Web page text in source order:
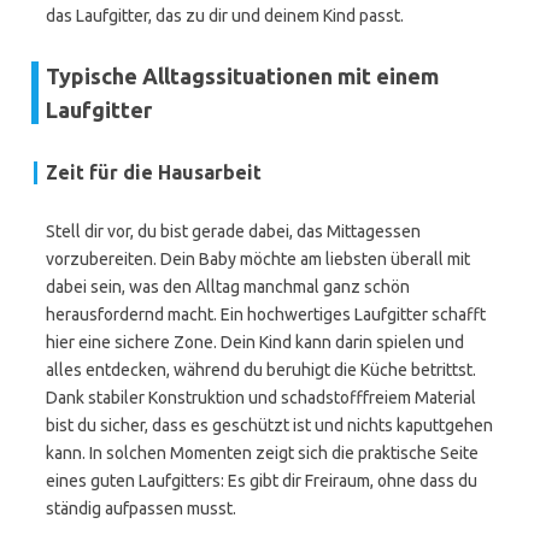
das Laufgitter, das zu dir und deinem Kind passt.
Typische Alltagssituationen mit einem
Laufgitter
Zeit für die Hausarbeit
Stell dir vor, du bist gerade dabei, das Mittagessen
vorzubereiten. Dein Baby möchte am liebsten überall mit
dabei sein, was den Alltag manchmal ganz schön
herausfordernd macht. Ein hochwertiges Laufgitter schafft
hier eine sichere Zone. Dein Kind kann darin spielen und
alles entdecken, während du beruhigt die Küche betrittst.
Dank stabiler Konstruktion und schadstofffreiem Material
bist du sicher, dass es geschützt ist und nichts kaputtgehen
kann. In solchen Momenten zeigt sich die praktische Seite
eines guten Laufgitters: Es gibt dir Freiraum, ohne dass du
ständig aufpassen musst.